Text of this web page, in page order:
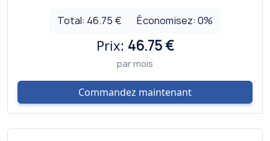
Total: 46.75 € Économisez:0%
Prix: 46.75 €
par mois
Commandez maintenant